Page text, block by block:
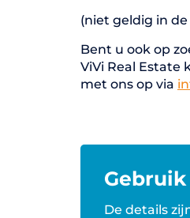
(niet geldig in
Bent u ook op
ViVi Real Estate
met ons op via
De details